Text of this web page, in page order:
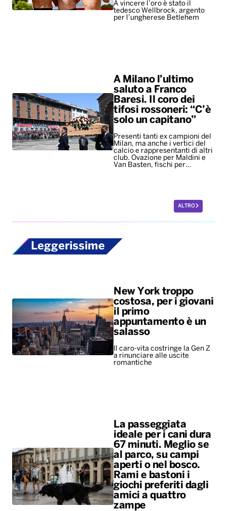
A vincere l’oro è stato il
tedesco Wellbrock, argento
per l’ungherese Betlehem
A Milano l’ultimo
saluto a Franco
Baresi. Il coro dei
tifosi rossoneri: “C’è
solo un capitano”
Presenti tanti ex campioni del
Milan, ma anche i vertici del
calcio e rappresentanti di altri
club. Ovazione per Maldini e
Van Basten, fischi per…
ALTRO
Leggerissime
New York troppo
costosa, per i giovani
il primo
appuntamento è un
salasso
Il caro-vita costringe la Gen Z
a rinunciare alle uscite
romantiche
La passeggiata
ideale per i cani dura
67 minuti. Meglio se
al parco, su campi
aperti o nel bosco.
Rami e bastoni i
giochi preferiti dagli
amici a quattro
zampe